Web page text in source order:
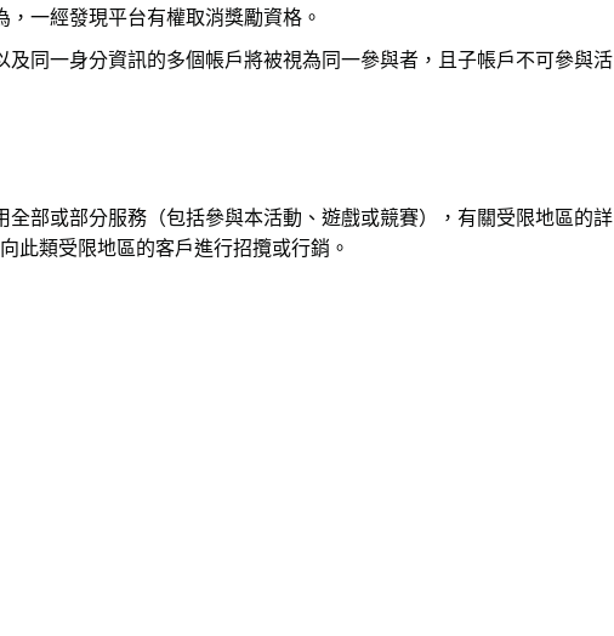
一經發現平台有權取消獎勵資格。
同一身分資訊的多個帳戶將被視為同一參與者，且子帳戶不可參與活
部或部分服務（包括參與本活動、遊戲或競賽），有關受限地區的詳
此類受限地區的客戶進行招攬或行銷。